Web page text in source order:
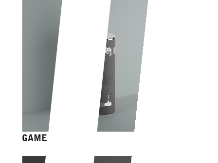
GAME OVER